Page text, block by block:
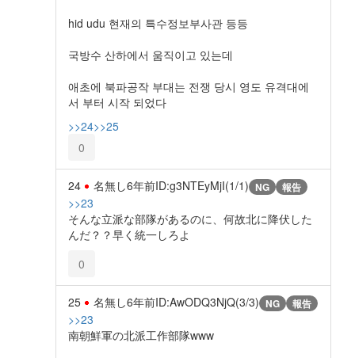
hid udu 현재의 특수정보부사관 등등
국방수 산하에서 움직이고 있는데
애초에 북파공작 부대는 전쟁 당시 영도 유격대에
서 부터 시작 되었다
>>24>>25
0
24 名無し6年前ID:g3NTEyMjI(1/1) NG 報告
>>23
そんな立派な部隊があるのに、何故北に降伏した
んだ？？早く統一しろよ
0
25 名無し6年前ID:AwODQ3NjQ(3/3) NG 報告
>>23
南朝鮮軍の北派工作部隊www